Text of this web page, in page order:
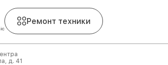
Ремонт техники
д. 41